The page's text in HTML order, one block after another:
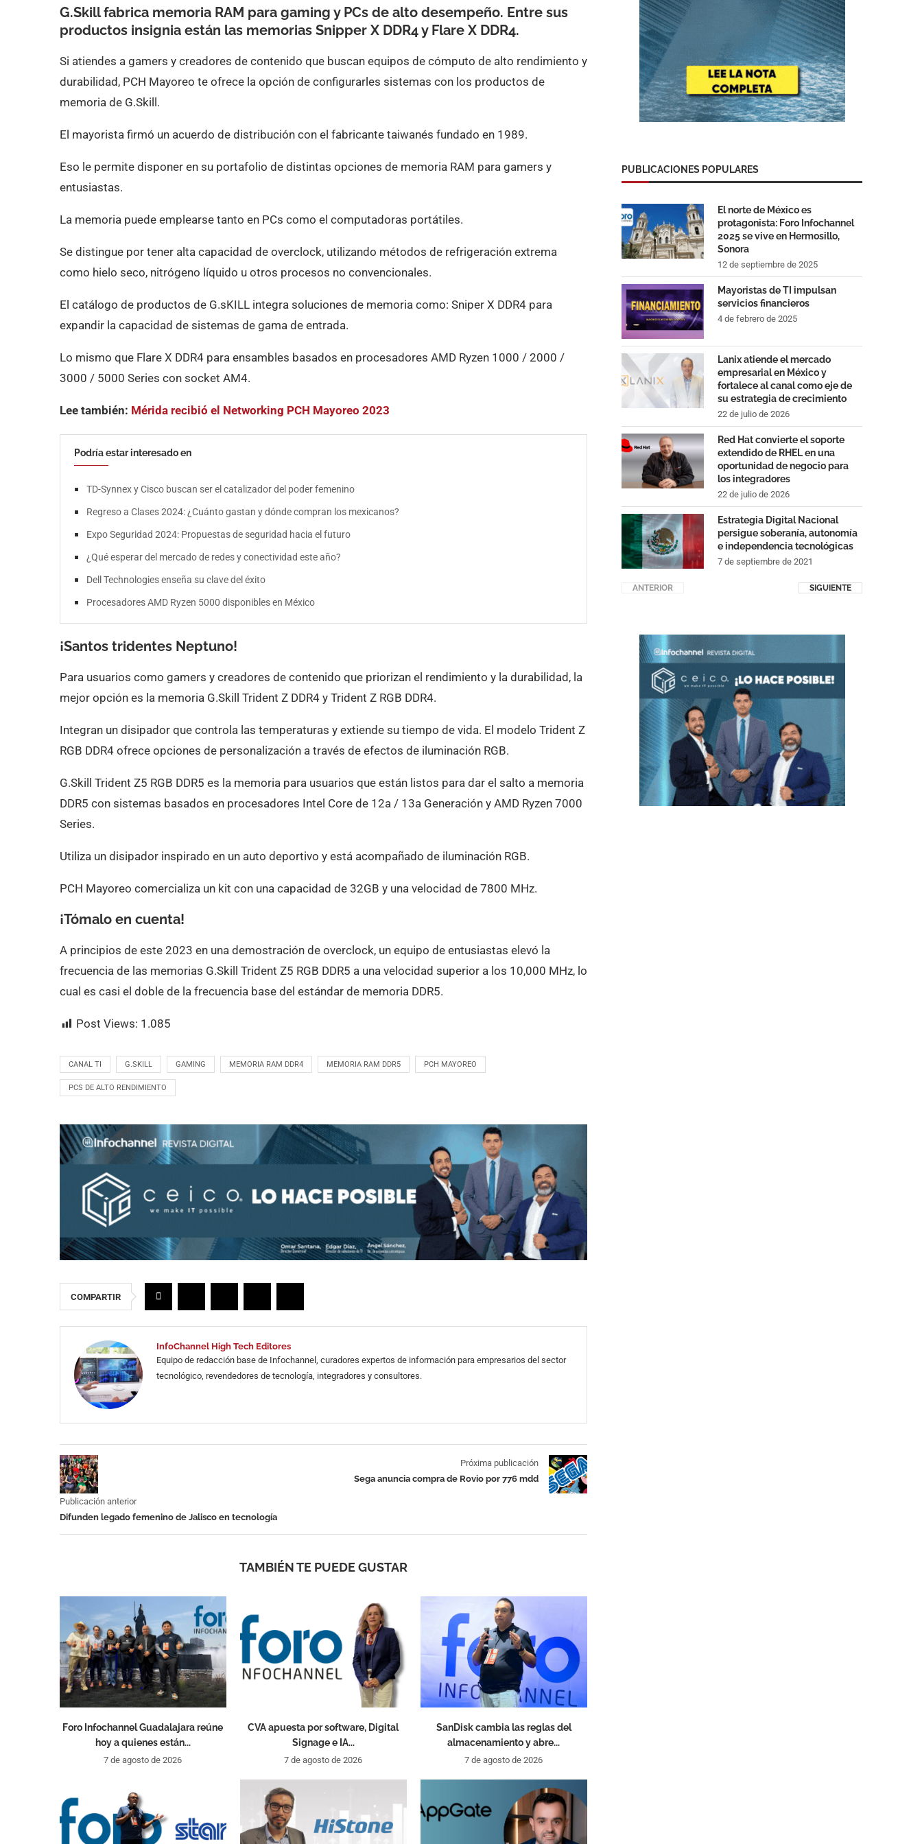
G.Skill fabrica memoria RAM para gaming y PCs de alto desempeño. Entre sus
productos insignia están las memorias Snipper X DDR4 y Flare X DDR4.
Si atiendes a gamers y creadores de contenido que buscan equipos de cómputo de alto rendimiento y
durabilidad, PCH Mayoreo te ofrece la opción de configurarles sistemas con los productos de
memoria de G.Skill.
El mayorista firmó un acuerdo de distribución con el fabricante taiwanés fundado en 1989.
Eso le permite disponer en su portafolio de distintas opciones de memoria RAM para gamers y
entusiastas.
La memoria puede emplearse tanto en PCs como el computadoras portátiles.
Se distingue por tener alta capacidad de overclock, utilizando métodos de refrigeración extrema
como hielo seco, nitrógeno líquido u otros procesos no convencionales.
El catálogo de productos de G.sKILL integra soluciones de memoria como: Sniper X DDR4 para
expandir la capacidad de sistemas de gama de entrada.
Lo mismo que Flare X DDR4 para ensambles basados en procesadores AMD Ryzen 1000 / 2000 /
3000 / 5000 Series con socket AM4.
Lee también: Mérida recibió el Networking PCH Mayoreo 2023
Podría estar interesado en
TD-Synnex y Cisco buscan ser el catalizador del poder femenino
Regreso a Clases 2024: ¿Cuánto gastan y dónde compran los mexicanos?
Expo Seguridad 2024: Propuestas de seguridad hacia el futuro
¿Qué esperar del mercado de redes y conectividad este año?
Dell Technologies enseña su clave del éxito
Procesadores AMD Ryzen 5000 disponibles en México
¡Santos tridentes Neptuno!
Para usuarios como gamers y creadores de contenido que priorizan el rendimiento y la durabilidad, la
mejor opción es la memoria G.Skill Trident Z DDR4 y Trident Z RGB DDR4.
Integran un disipador que controla las temperaturas y extiende su tiempo de vida. El modelo Trident Z
RGB DDR4 ofrece opciones de personalización a través de efectos de iluminación RGB.
G.Skill Trident Z5 RGB DDR5 es la memoria para usuarios que están listos para dar el salto a memoria
DDR5 con sistemas basados en procesadores Intel Core de 12a / 13a Generación y AMD Ryzen 7000
Series.
Utiliza un disipador inspirado en un auto deportivo y está acompañado de iluminación RGB.
PCH Mayoreo comercializa un kit con una capacidad de 32GB y una velocidad de 7800 MHz.
¡Tómalo en cuenta!
A principios de este 2023 en una demostración de overclock, un equipo de entusiastas elevó la
frecuencia de las memorias G.Skill Trident Z5 RGB DDR5 a una velocidad superior a los 10,000 MHz, lo
cual es casi el doble de la frecuencia base del estándar de memoria DDR5.
Post Views: 1.085
CANAL TI G.SKILL GAMING MEMORIA RAM DDR4 MEMORIA RAM DDR5 PCH MAYOREO
PCS DE ALTO RENDIMIENTO
COMPARTIR
InfoChannel High Tech Editores
Equipo de redacción base de Infochannel, curadores expertos de información para empresarios del sector
tecnológico, revendedores de tecnología, integradores y consultores.
Publicación anterior
Difunden legado femenino de Jalisco en tecnología
Próxima publicación
Sega anuncia compra de Rovio por 776 mdd
TAMBIÉN TE PUEDE GUSTAR
Foro Infochannel Guadalajara reúne
hoy a quienes están...
7 de agosto de 2026
CVA apuesta por software, Digital
Signage e IA...
7 de agosto de 2026
SanDisk cambia las reglas del
almacenamiento y abre...
7 de agosto de 2026
PUBLICACIONES POPULARES
El norte de México es
protagonista: Foro Infochannel
2025 se vive en Hermosillo,
Sonora
12 de septiembre de 2025
Mayoristas de TI impulsan
servicios financieros
4 de febrero de 2025
Lanix atiende el mercado
empresarial en México y
fortalece al canal como eje de
su estrategia de crecimiento
22 de julio de 2026
Red Hat convierte el soporte
extendido de RHEL en una
oportunidad de negocio para
los integradores
22 de julio de 2026
Estrategia Digital Nacional
persigue soberanía, autonomía
e independencia tecnológicas
7 de septiembre de 2021
ANTERIOR SIGUIENTE